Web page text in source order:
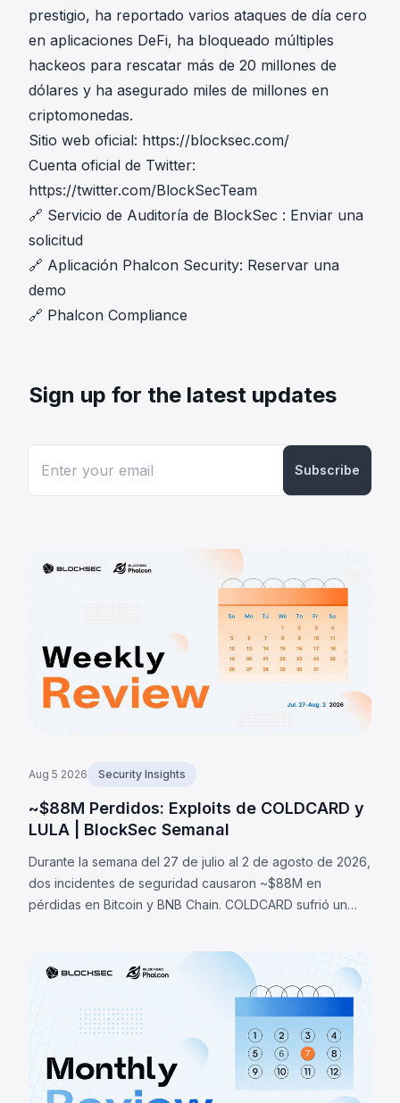
prestigio, ha reportado varios ataques de día cero
en aplicaciones DeFi, ha bloqueado múltiples
hackeos para rescatar más de 20 millones de
dólares y ha asegurado miles de millones en
criptomonedas.
Sitio web oficial: https://blocksec.com/
Cuenta oficial de Twitter:
https://twitter.com/BlockSecTeam
🔗 Servicio de Auditoría de BlockSec : Enviar una
solicitud
🔗 Aplicación Phalcon Security: Reservar una
demo
🔗 Phalcon Compliance
Sign up for the latest updates
Subscribe
Aug 5 2026 Security Insights
~$88M Perdidos: Exploits de COLDCARD y
LULA | BlockSec Semanal
Durante la semana del 27 de julio al 2 de agosto de 2026,
dos incidentes de seguridad causaron ~$88M en
pérdidas en Bitcoin y BNB Chain. COLDCARD sufrió un
por una falla lógica.